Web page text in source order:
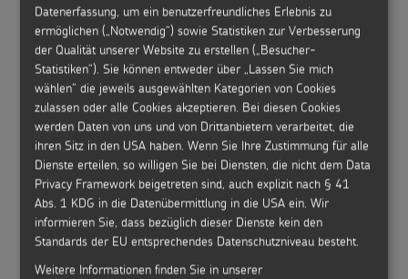
Dossier: Wenn Eltern fehlen
Dossier: Frieden fördern
Dossier: Kinder mit Behinderung
Datenerfassung, um ein benutzerfreundliches Erlebnis zu
ermöglichen („Notwendig“) sowie Statistiken zur Verbesserung
der Qualität unserer Website zu erstellen („Besucher-
Statistiken“). Sie können entweder über „Lassen Sie mich
wählen“ die jeweils ausgewählten Kategorien von Cookies
zulassen oder alle Cookies akzeptieren. Bei diesen Cookies
werden Daten von uns und von Drittanbietern verarbeitet, die
ihren Sitz in den USA haben. Wenn Sie Ihre Zustimmung für alle
Dienste erteilen, so willigen Sie bei Diensten, die nicht dem Data
Privacy Framework beigetreten sind, auch explizit nach § 41
Abs. 1 KDG in die Datenübermittlung in die USA ein. Wir
informieren Sie, dass bezüglich dieser Dienste kein den
Standards der EU entsprechendes Datenschutzniveau besteht.
Weitere Informationen finden Sie in unserer